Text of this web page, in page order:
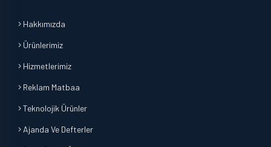
Hakkımızda
Ürünlerimiz
Hizmetlerimiz
Reklam Matbaa
Teknolojik Ürünler
Ajanda Ve Defterler